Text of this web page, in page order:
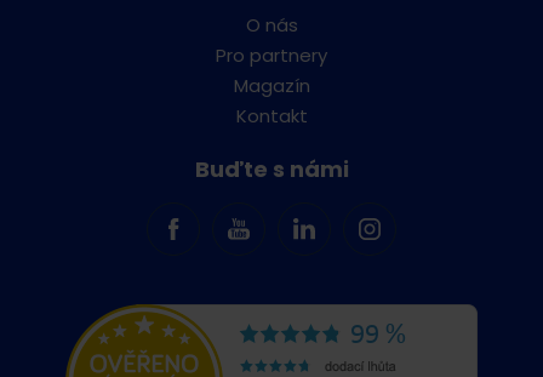
O nás
Pro partnery
Magazín
Kontakt
Buďte s námi